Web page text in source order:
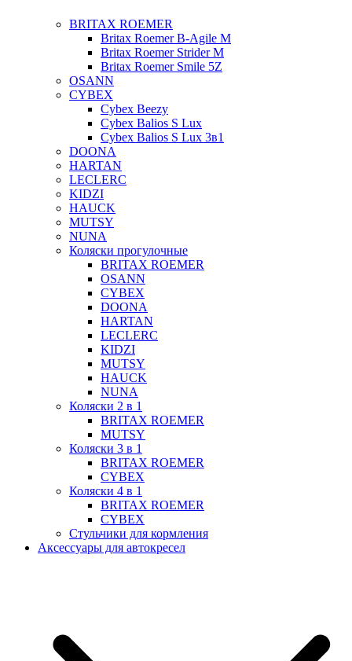
BRITAX ROEMER
Britax Roemer B-Agile M
Britax Roemer Strider M
Britax Roemer Smile 5Z
OSANN
CYBEX
Cybex Beezy
Cybex Balios S Lux
Cybex Balios S Lux 3в1
DOONA
HARTAN
LECLERC
KIDZI
HAUCK
MUTSY
NUNA
Коляски прогулочные
BRITAX ROEMER
OSANN
CYBEX
DOONA
HARTAN
LECLERC
KIDZI
MUTSY
HAUCK
NUNA
Коляски 2 в 1
BRITAX ROEMER
MUTSY
Коляски 3 в 1
BRITAX ROEMER
CYBEX
Коляски 4 в 1
BRITAX ROEMER
CYBEX
Стульчики для кормления
Аксессуары для автокресел